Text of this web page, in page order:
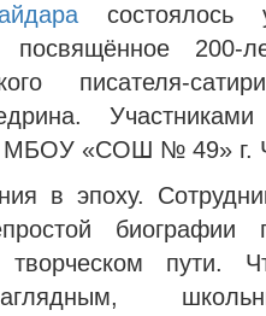
состоялось
посвящённое
писателя-
Участниками
МБОУ «СОШ № 49» г.
в эпоху.
биографии
творческом пути.